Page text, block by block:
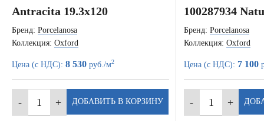
Antracita 19.3x120
Бренд: Porcelanosa
Коллекция: Oxford
Цена (с НДС): 8 530 руб./м2
100287934
Бренд: Porcelanosa
Коллекция: Oxford
Цена (с НДС): 7 100